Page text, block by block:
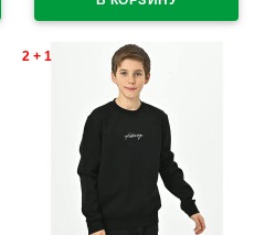
2 + 1